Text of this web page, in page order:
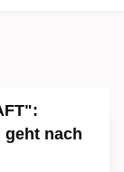
geht nach